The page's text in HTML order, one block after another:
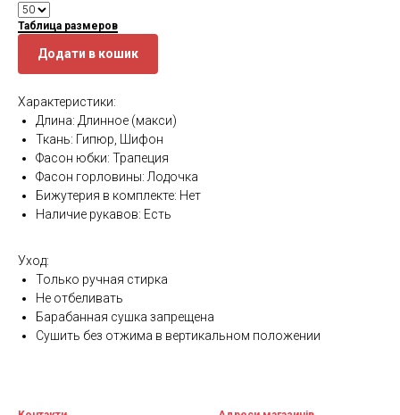
Таблица размеров
Додати в кошик
Характеристики:
Длина: Длинное (макси)
Ткань: Гипюр, Шифон
Фасон юбки: Трапеция
Фасон горловины: Лодочка
Бижутерия в комплекте: Нет
Наличие рукавов: Есть
Уход:
Только ручная стирка
Не отбеливать
Барабанная сушка запрещена
Сушить без отжима в вертикальном положении